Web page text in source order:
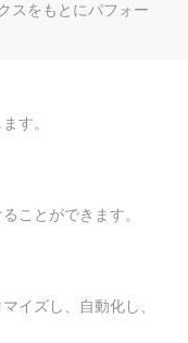
スをもとにパフォー
す。
ことができます。
イズし、自動化し、